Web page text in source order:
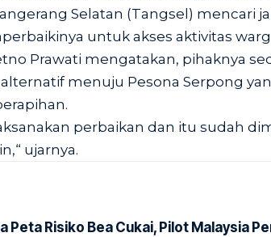
Selatan (Tangsel) mencari
untuk akses aktivitas
Prawati mengatakan, pihaknya
menuju Pesona Serpong
perbaikan dan itu sudah
ujarnya.
Peta Risiko Bea Cukai, Pilot Malaysia